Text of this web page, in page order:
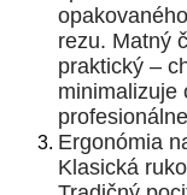
rezu. Matný
praktický –
minimalizuje
Ergonómia
Klasická